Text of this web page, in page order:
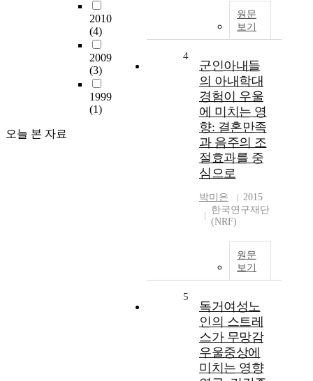
2010
(4)
2009
(3)
1999
(1)
오늘 본 자료
원문
보기
4
군인아내들
의 아내학대
경험이 우울
에 미치는 영
향: 결혼만족
과 음주의 조
절효과를 중
심으로
박미은
2015
한국연구재단
(NRF)
원문
보기
5
독거여성노
인의 스트레
스가 무망감
우울중상에
미치는 영향